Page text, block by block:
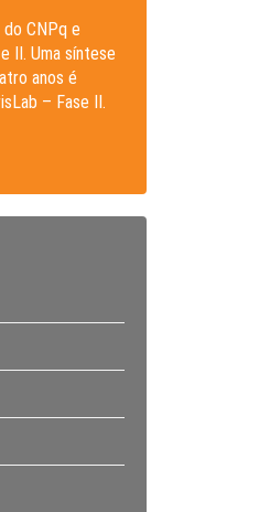
CNPq e
II. Uma síntese
anos é
– Fase II.